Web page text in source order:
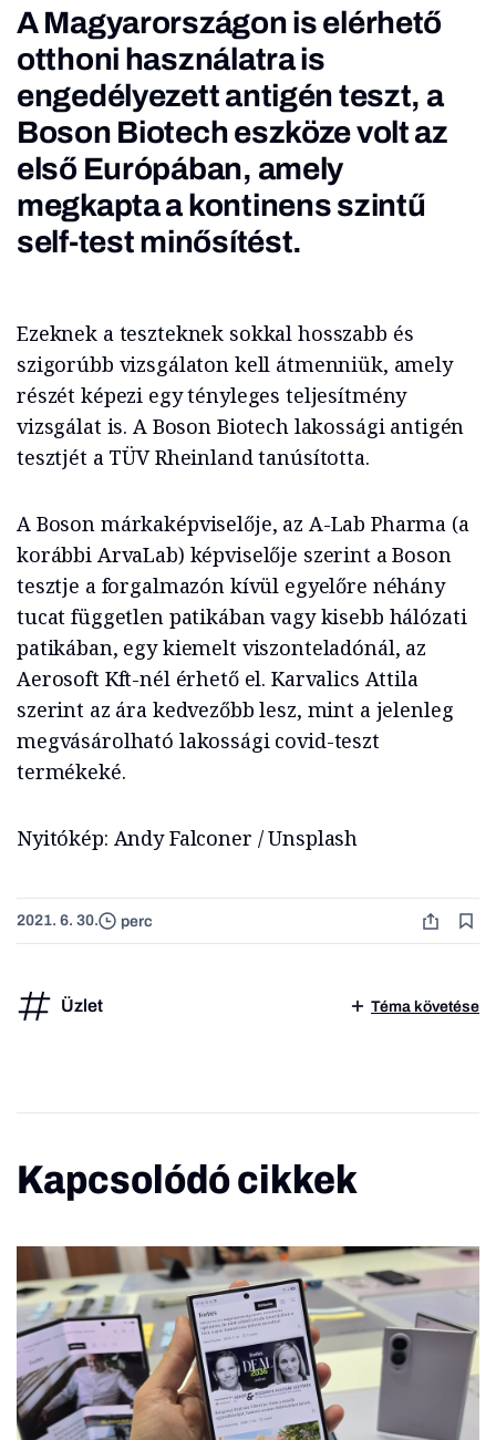
A Magyarországon is elérhető
otthoni használatra is
engedélyezett antigén teszt, a
Boson Biotech eszköze volt az
első Európában, amely
megkapta a kontinens szintű
self-test minősítést.
Ezeknek a teszteknek sokkal hosszabb és
szigorúbb vizsgálaton kell átmenniük, amely
részét képezi egy tényleges teljesítmény
vizsgálat is. A Boson Biotech lakossági antigén
tesztjét a TÜV Rheinland tanúsította.
A Boson márkaképviselője, az A-Lab Pharma (a
korábbi ArvaLab) képviselője szerint a Boson
tesztje a forgalmazón kívül egyelőre néhány
tucat független patikában vagy kisebb hálózati
patikában, egy kiemelt viszonteladónál, az
Aerosoft Kft-nél érhető el. Karvalics Attila
szerint az ára kedvezőbb lesz, mint a jelenleg
megvásárolható lakossági covid-teszt
termékeké.
Nyitókép: Andy Falconer / Unsplash
2021. 6. 30. perc
Üzlet Téma követése
Kapcsolódó cikkek